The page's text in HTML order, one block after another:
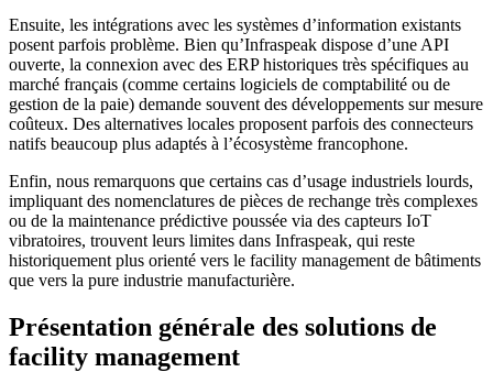
Ensuite, les intégrations avec les systèmes d’information existants
posent parfois problème. Bien qu’Infraspeak dispose d’une API
ouverte, la connexion avec des ERP historiques très spécifiques au
marché français (comme certains logiciels de comptabilité ou de
gestion de la paie) demande souvent des développements sur mesure
coûteux. Des alternatives locales proposent parfois des connecteurs
natifs beaucoup plus adaptés à l’écosystème francophone.
Enfin, nous remarquons que certains cas d’usage industriels lourds,
impliquant des nomenclatures de pièces de rechange très complexes
ou de la maintenance prédictive poussée via des capteurs IoT
vibratoires, trouvent leurs limites dans Infraspeak, qui reste
historiquement plus orienté vers le facility management de bâtiments
que vers la pure industrie manufacturière.
Présentation générale des solutions de
facility management